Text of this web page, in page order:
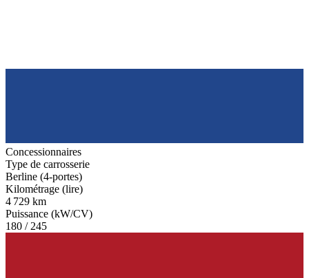
Concessionnaires
Type de carrosserie
Berline (4-portes)
Kilométrage (lire)
4 729 km
Puissance (kW/CV)
180 / 245